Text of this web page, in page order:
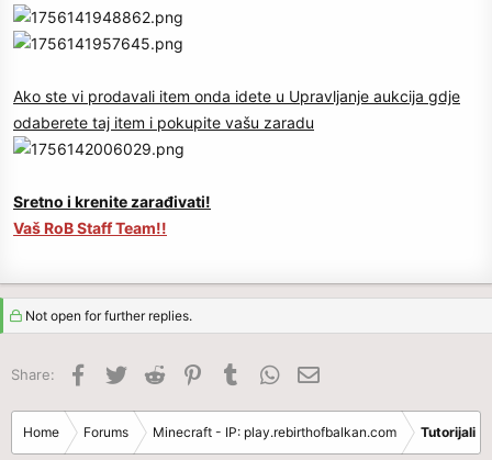
Ako ste vi prodavali item onda idete u Upravljanje aukcija gdje
odaberete taj item i pokupite vašu zaradu
Sretno i krenite zarađivati!
Vaš RoB Staff Team!!
Not open for further replies.
Share: Facebook
TwitterReddit PinterestTumblrWhatsApp
Email
Home Forums Minecraft - IP: play.rebirthofbalkan.com Tutorijali